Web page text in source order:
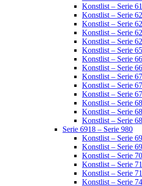
Konstlist – Serie
Konstlist – Serie
Konstlist – Serie
Konstlist – Serie
Konstlist – Serie
Konstlist – Serie
Konstlist – Serie
Konstlist – Serie
Konstlist – Serie
Konstlist – Serie
Konstlist – Serie
Konstlist – Serie
Konstlist – Serie
Konstlist – Serie
Serie 6918 – Serie 980
Konstlist – Serie
Konstlist – Serie
Konstlist – Serie
Konstlist – Serie
Konstlist – Serie
Konstlist – Serie